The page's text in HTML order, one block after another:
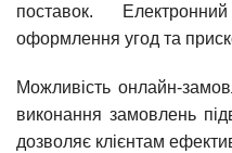
поставок.
оформлення угод та
Можливість онлайн-
виконання замовлень
дозволяє клієнтам